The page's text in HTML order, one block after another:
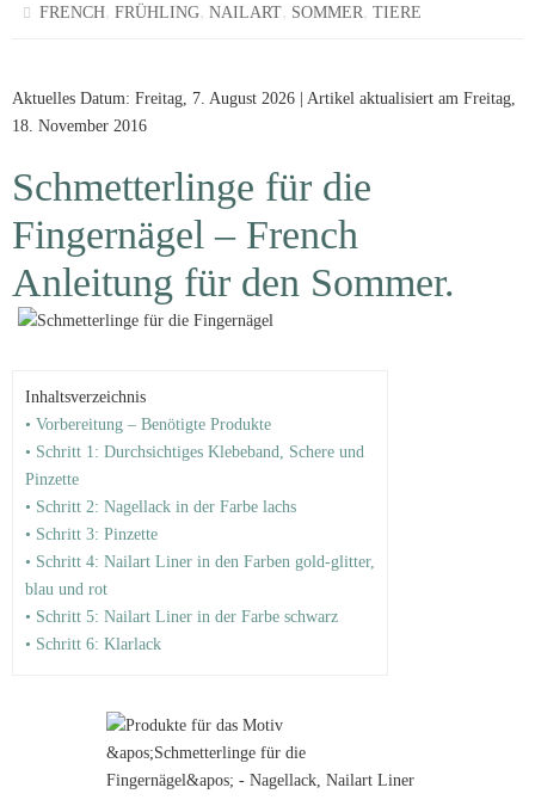
FRENCH,FRÜHLING,NAILART, SOMMER,TIERE
Aktuelles Datum: Freitag, 7. August 2026 | Artikel aktualisiert am Freitag,
18. November 2016
Schmetterlinge für die
Fingernägel – French
Anleitung für den Sommer.
Inhaltsverzeichnis
• Vorbereitung – Benötigte Produkte
• Schritt 1: Durchsichtiges Klebeband, Schere und
Pinzette
• Schritt 2: Nagellack in der Farbe lachs
• Schritt 3: Pinzette
• Schritt 4: Nailart Liner in den Farben gold-glitter,
blau und rot
• Schritt 5: Nailart Liner in der Farbe schwarz
• Schritt 6: Klarlack